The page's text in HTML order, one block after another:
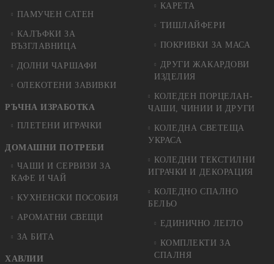
ПАМУЧЕН САТЕН
КАЛЪФКИ ЗА
ВЪЗГЛАВНИЦА
ДОЛНИ ЧАРШАФИ
ОЛЕКОТЕНИ ЗАВИВКИ
РЪЧНА ИЗРАБОТКА
ПЛЕТЕНИ ИГРАЧКИ
ДОМАШНИ ПОТРЕБИ
ЧАШИ И СЕРВИЗИ ЗА
КАФЕ И ЧАЙ
КУХНЕНСКИ ПОСОБИЯ
АРОМАТНИ СВЕЩИ
ЗА БИТА
ХАВЛИИ
КАРЕТА
ТИШЛАЙФЕРИ
ПОКРИВКИ ЗА МАСА
ДРУГИ ЖАКАРДОВИ
ИЗДЕЛИЯ
КОЛЕДЕН ПОРЦЕЛАН-
ЧАШИ, ЧИНИИ И ДРУГИ
КОЛЕДНА СВЕТЕЩА
УКРАСА
КОЛЕДНИ ТЕКСТИЛНИ
ИГРАЧКИ И ДЕКОРАЦИЯ
КОЛЕДНO СПАЛНO
БЕЛЬО
ЕДИНИЧНО ЛЕГЛО
КОМПЛЕКТИ ЗА
СПАЛНЯ